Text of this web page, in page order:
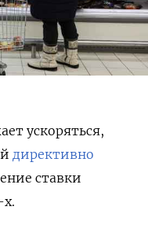
ускоряться,
директивно
ставки